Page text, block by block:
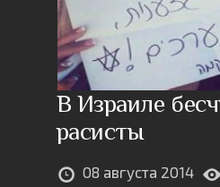
В Израиле
расисты
08 августа 2014